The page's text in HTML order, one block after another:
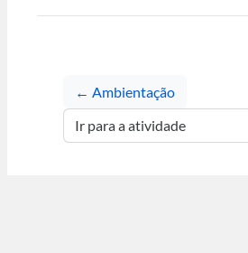
← Ambientação
Ir para a atividade